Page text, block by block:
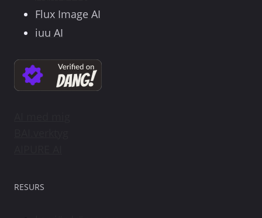
Flux Image AI
iuu AI
RESURS